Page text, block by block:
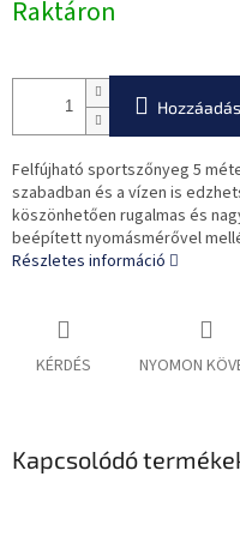
Raktáron
Felfújható sportszőnyeg 5
szabadban és a vízen is
köszönhetően rugalmas és
beépített nyomásmérővel
Részletes információ
KÉRDÉS NYOMON
Kapcsolódó